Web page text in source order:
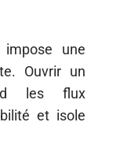
une
Ouvrir un
les flux
et isole